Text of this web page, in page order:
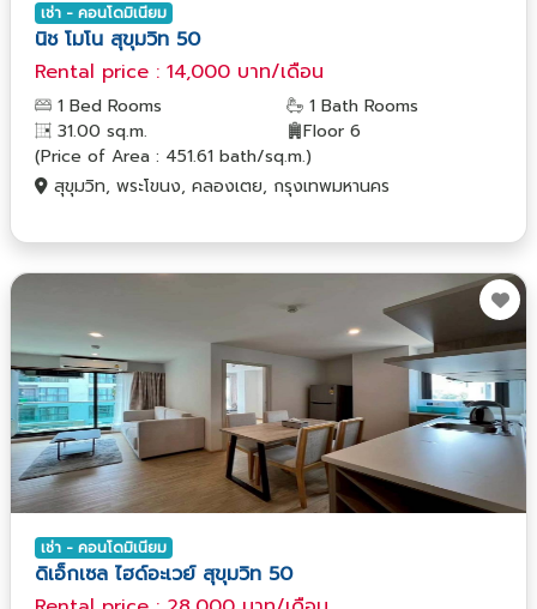
เช่า - คอนโดมิเนียม
นิช โมโน สุขุมวิท 50
Rental price : 14,000 บาท/เดือน
1 Bed Rooms
1 Bath Rooms
31.00 sq.m.
Floor 6
(Price of Area : 451.61 bath/sq.m.)
สุขุมวิท, พระโขนง, คลองเตย, กรุงเทพมหานคร
เช่า - คอนโดมิเนียม
ดิเอ็กเซล ไฮด์อะเวย์ สุขุมวิท 50